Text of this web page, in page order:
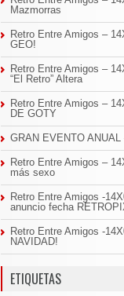
Mazmorras
Retro Entre Amigos –
GEO!
Retro Entre Amigos –
“El Retro” Altera
Retro Entre Amigos –
DE GOTY
GRAN EVENTO
Retro Entre Amigos –
más sexo
Retro Entre Amigos -
anuncio fecha
Retro Entre Amigos -
NAVIDAD!
ETIQUETAS